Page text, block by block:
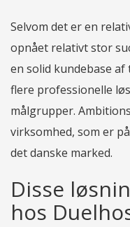
Selvom det er en
opnået relativt stor
en solid kundebase
flere professionelle
målgrupper.
virksomhed, som er
det danske marked.
Disse
hos